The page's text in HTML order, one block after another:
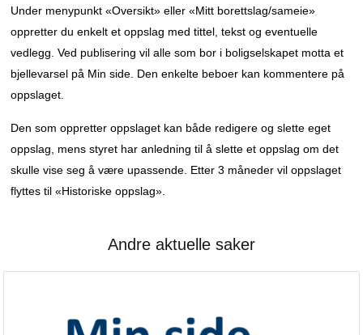
Under menypunkt «Oversikt» eller «Mitt borettslag/sameie»
oppretter du enkelt et oppslag med tittel, tekst og eventuelle
vedlegg. Ved publisering vil alle som bor i boligselskapet motta et
bjellevarsel på Min side. Den enkelte beboer kan kommentere på
oppslaget.
Den som oppretter oppslaget kan både redigere og slette eget
oppslag, mens styret har anledning til å slette et oppslag om det
skulle vise seg å være upassende. Etter 3 måneder vil oppslaget
flyttes til «Historiske oppslag».
Andre aktuelle saker